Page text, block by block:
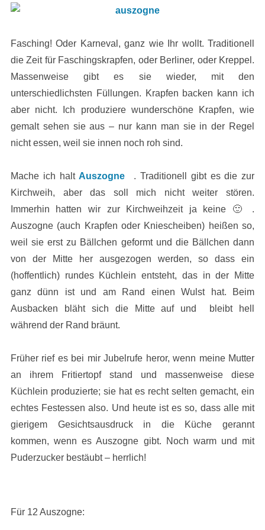
Fasching! Oder Karneval, ganz wie Ihr wollt. Traditionell
die Zeit für Faschingskrapfen, oder Berliner, oder Kreppel.
Massenweise gibt es sie wieder, mit den
unterschiedlichsten Füllungen. Krapfen backen kann ich
aber nicht. Ich produziere wunderschöne Krapfen, wie
gemalt sehen sie aus – nur kann man sie in der Regel
nicht essen, weil sie innen noch roh sind.
Mache ich haltAuszogne
. Traditionell gibt es die zur
Kirchweih, aber das soll mich nicht weiter stören.
Immerhin hatten wir zur Kirchweihzeit ja keine 🙂 .
Auszogne (auch Krapfen oder Kniescheiben) heißen so,
weil sie erst zu Bällchen geformt und die Bällchen dann
von der Mitte her ausgezogen werden, so dass ein
(hoffentlich) rundes Küchlein entsteht, das in der Mitte
ganz dünn ist und am Rand einen Wulst hat. Beim
Ausbacken bläht sich die Mitte auf und bleibt hell
während der Rand bräunt.
Früher rief es bei mir Jubelrufe heror, wenn meine Mutter
an ihrem Fritiertopf stand und massenweise diese
Küchlein produzierte; sie hat es recht selten gemacht, ein
echtes Festessen also. Und heute ist es so, dass alle mit
gierigem Gesichtsausdruck in die Küche gerannt
kommen, wenn es Auszogne gibt. Noch warm und mit
Puderzucker bestäubt – herrlich!
Für 12 Auszogne: